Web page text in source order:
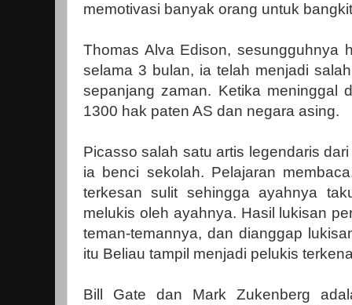
memotivasi banyak orang untuk
Thomas Alva Edison, sesungguhnya
selama 3 bulan, ia telah menjadi
sepanjang zaman. Ketika meninggal
1300 hak paten AS dan negara asing.
Picasso salah satu artis legendaris
ia benci sekolah. Pelajaran
terkesan sulit sehingga ayahnya
melukis oleh ayahnya. Hasil lukisan
teman-temannya, dan dianggap
itu Beliau tampil menjadi pelukis
Bill Gate dan Mark Zukenberg